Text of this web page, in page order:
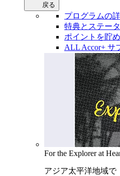
戻る
プログラムの
特典とステー
ポイントを貯
ALL Accor+ サ
For the Explorer at
アジア太平洋地域で